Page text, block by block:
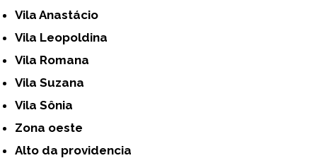
Vila Anastácio
Vila Leopoldina
Vila Romana
Vila Suzana
Vila Sônia
Zona oeste
alto da providencia